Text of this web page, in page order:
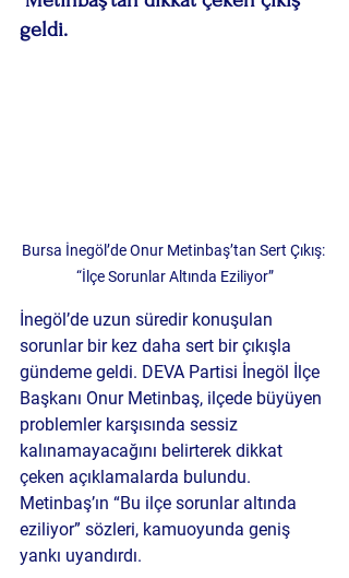
geldi.
Bursa İnegöl’de Onur Metinbaş’tan Sert Çıkış:
“İlçe Sorunlar Altında Eziliyor”
İnegöl’de uzun süredir konuşulan
sorunlar bir kez daha sert bir çıkışla
gündeme geldi. DEVA Partisi İnegöl İlçe
Başkanı Onur Metinbaş, ilçede büyüyen
problemler karşısında sessiz
kalınamayacağını belirterek dikkat
çeken açıklamalarda bulundu.
Metinbaş’ın “Bu ilçe sorunlar altında
eziliyor” sözleri, kamuoyunda geniş
yankı uyandırdı.